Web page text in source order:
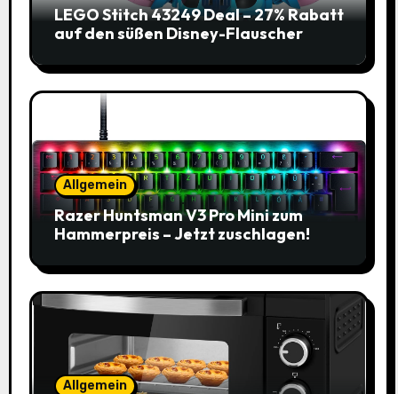
LEGO Stitch 43249 Deal – 27% Rabatt
auf den süßen Disney-Flauscher
Allgemein
Razer Huntsman V3 Pro Mini zum
Hammerpreis – Jetzt zuschlagen!
Allgemein